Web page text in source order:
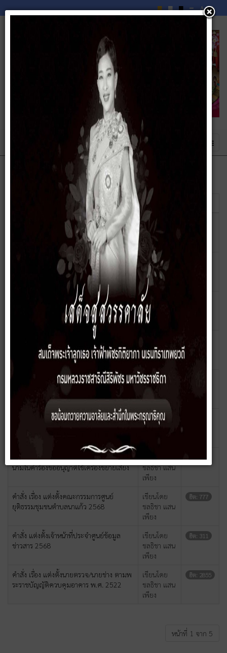
ผู้เขียน
คำสั่ง เรื่อง แต่งตั้งคณะกรรมการเจ้าหน้าที่
ผู้รับผิดชอบประจำศูนย์ร้องทุกข์หรือร้องเรียน
เขียนโดย
ชลธิชา แสน
เพียง
คำสั่ง เรื่อง แต่งตั้งเจ้าหน้าที่ประจำศูนย์
ข้อมูลข่าวสาร ประจำปี 2569
เขียนโดย
ชลธิชา แสน
เพียง
ประกาศ ระบบปฏิบัติหน้าที่โดยวิธีการทาง
เขียนโดย
ชลธิชา แสน
เพียง
ประกาศ ช่องทางอิเล็กทรอนิกส์สำหรับติดต่อ
เทศบาลตำบลนาแก้ว
ชลธิชา แสน
เพียง
คำสั่ง เรื่อง แต่งตั้งผูัดูแลเว็ปไซต์
เขียนโดย
ชลธิชา แสน
เพียง
ประกาศ หลักเกณฑ์และเงื่อนไขการติดตั้ง
เขียนโดย
ชลธิชา แสน
นามในคำร้องขออนุญาติใช้เครื่องขยายเสียง
ชลธิชา แสน
เพียง
คำสั่ง เรื่อง แต่งตั้งคณะกรรมการศูนย์
ยุติธรรมชุมชนตำบลนาแก้ว 2568
เขียนโดย
ชลธิชา แสน
เพียง
ฮิต: 777
คำสั่ง แต่งตั้งเจ้าหน้าที่ประจำศูนย์ข้อมูล
ข่าวสาร 2568
เขียนโดย
ชลธิชา แสน
เพียง
ฮิต: 311
คำสั่ง เรื่อง แต่งตั้งนายตรวจ/นายช่าง ตามพ
ระราชบัญญัติควบคุมอาคาร พ.ศ. 2522
เขียนโดย
ชลธิชา แสน
เพียง
ฮิต: 2855
หน้าที่ 1 จาก 5